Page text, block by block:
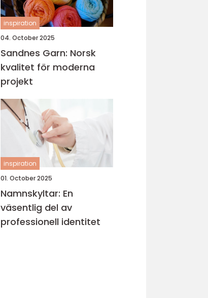
inspiration
04. October 2025
Sandnes Garn: Norsk
kvalitet för moderna
projekt
inspiration
01. October 2025
Namnskyltar: En
väsentlig del av
professionell identitet